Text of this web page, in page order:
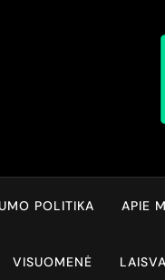
POLITIKA APIE
VISUOMENĖ